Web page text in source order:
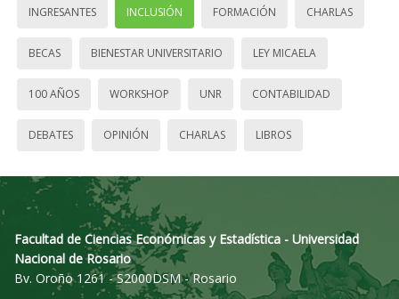
INGRESANTES INCLUSIÓN FORMACIÓN CHARLAS
BECAS BIENESTAR UNIVERSITARIO LEY MICAELA
100 AÑOS WORKSHOP UNR CONTABILIDAD
DEBATES OPINIÓN CHARLAS LIBROS
Facultad de Ciencias Económicas y Estadística - Universidad
Nacional de Rosario
Bv. Oroño 1261 - S2000DSM - Rosario